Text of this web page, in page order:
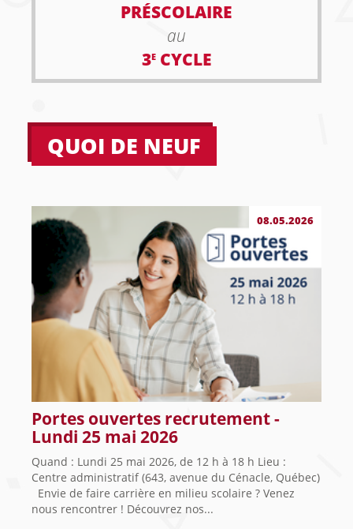
PRÉSCOLAIRE
au
3ECYCLE
QUOI DE NEUF
08.05.2026
Portes ouvertes recrutement -
Lundi 25 mai 2026
Quand : Lundi 25 mai 2026, de 12 h à 18 h Lieu :
Centre administratif (643, avenue du Cénacle, Québec)
Envie de faire carrière en milieu scolaire ? Venez
nous rencontrer ! Découvrez nos...